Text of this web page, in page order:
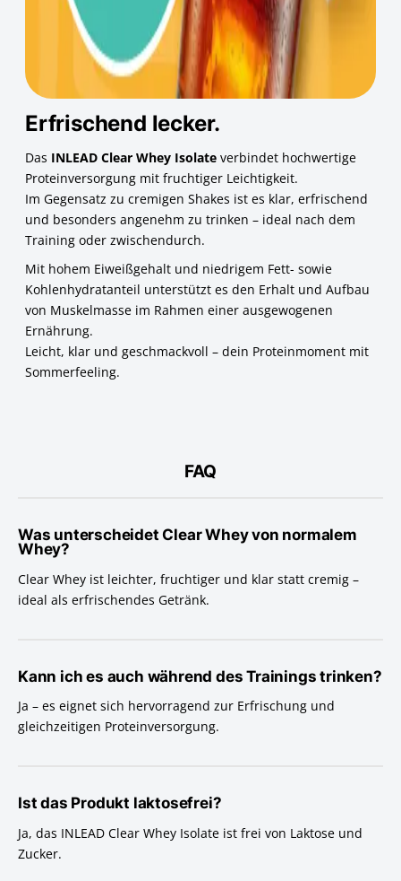
Erfrischend lecker.
Das INLEAD Clear Whey Isolate verbindet hochwertige
Proteinversorgung mit fruchtiger Leichtigkeit.
Im Gegensatz zu cremigen Shakes ist es klar, erfrischend
und besonders angenehm zu trinken – ideal nach dem
Training oder zwischendurch.
Mit hohem Eiweißgehalt und niedrigem Fett- sowie
Kohlenhydratanteil unterstützt es den Erhalt und Aufbau
von Muskelmasse im Rahmen einer ausgewogenen
Ernährung.
Leicht, klar und geschmackvoll – dein Proteinmoment mit
Sommerfeeling.
FAQ
Was unterscheidet Clear Whey von normalem
Whey?
Clear Whey ist leichter, fruchtiger und klar statt cremig –
ideal als erfrischendes Getränk.
Kann ich es auch während des Trainings trinken?
Ja – es eignet sich hervorragend zur Erfrischung und
gleichzeitigen Proteinversorgung.
Ist das Produkt laktosefrei?
Ja, das INLEAD Clear Whey Isolate ist frei von Laktose und
Zucker.